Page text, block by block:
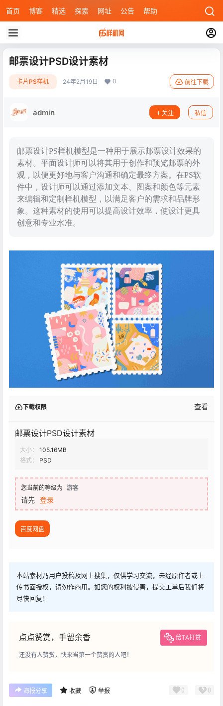
首页 博客 精选 探索 网址 公告 帮助
邮票设计PSD设计素材
卡片PS样机 24年2月19日 0 前往下载
admin 关注 私信
邮票设计PS样机模型是一种用于展示邮票设计效果的
素材。平面设计师可以将其用于创作和预览邮票的外
观，以便更好地与客户沟通和确定最终方案。在PS软
件中，设计师可以通过添加文本、图案和颜色等元素
来编辑和定制样机模型，以满足客户的需求和品牌形
象。这种素材的使用可以提高设计效率，使设计更具
创意和专业水准。
下载权限 查看
邮票设计PSD设计素材
大小：
105.16MB
格式：
PSD
您当前的等级为 游客
请先 登录
百度网盘
本站素材乃用户投稿及网上搜集，仅供学习交流，未经原作者或上
传书面授权，请勿作商用。如您的权利被侵害，提交工单后我们将
尽快回复！
点点赞赏，手留余香 给TA打赏
还没有人赞赏，快来当第一个赞赏的人吧！
海报分享 收藏 举报 0 0